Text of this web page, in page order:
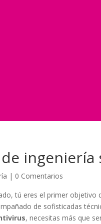
| 0 Comentarios
tú eres el primer
de sofisticadas
, necesitas más que